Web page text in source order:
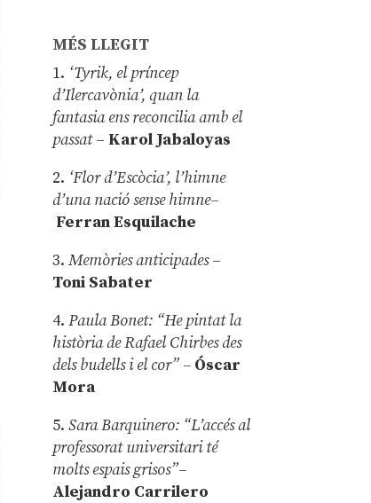
MÉS LLEGIT
1. ‘Tyrik, el príncep
d’Ilercavònia’, quan la
fantasia ens reconcilia amb el
passat– Karol Jabaloyas
2. ‘Flor d’Escòcia’, l’himne
d’una nació sense himne–
Ferran Esquilache
3.Memòries anticipades–
Toni Sabater
4.Paula Bonet: “He pintat la
història de Rafael Chirbes des
dels budells i el cor” – Óscar
Mora
5.Sara Barquinero: “L’accés al
professorat universitari té
molts espais grisos”–
Alejandro Carrilero